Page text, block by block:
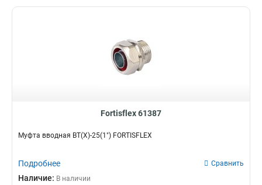
Fortisflex 61387
Муфта вводная ВТ(Х)-25(1") FORTISFLEX
Подробнее Сравнить
Наличие: В наличии